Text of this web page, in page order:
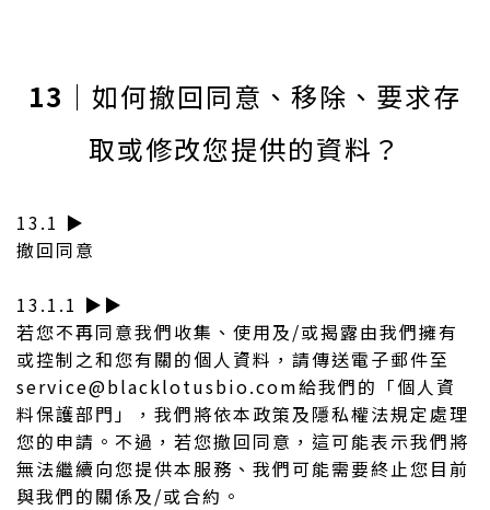
13 ｜如何撤回同意、移除、要求存
取或修改您提供的資料？
13.1 ▶︎
撤回同意
13.1.1 ▶︎▶︎
若您不再同意我們收集、使用及/或揭露由我們擁有
或控制之和您有關的個人資料，請傳送電子郵件至
service@blacklotusbio.com給我們的「個人資
料保護部門」，我們將依本政策及隱私權法規定處理
您的申請。不過，若您撤回同意，這可能表示我們將
無法繼續向您提供本服務、我們可能需要終止您目前
與我們的關係及/或合約。